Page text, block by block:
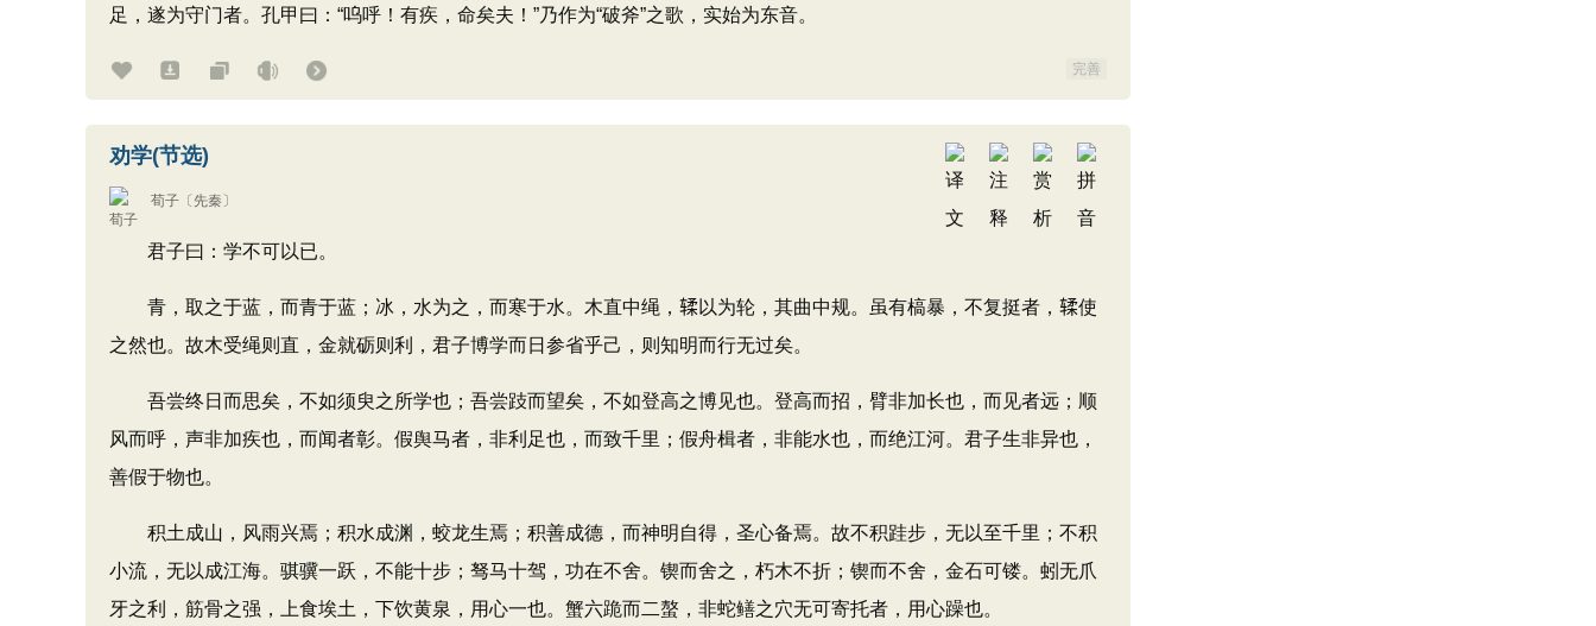
足，遂为守门者。孔甲曰：“呜呼！有疾，命矣夫！”乃作为“破斧”之歌，实始为东音。
完善
劝学(节选)
荀子 〔先秦〕
君子曰：学不可以已。
青，取之于蓝，而青于蓝；冰，水为之，而寒于水。木直中绳，𫐓以为轮，其曲中规。虽有槁暴，不复挺者，𫐓使
之然也。故木受绳则直，金就砺则利，君子博学而日参省乎己，则知明而行无过矣。
吾尝终日而思矣，不如须臾之所学也；吾尝跂而望矣，不如登高之博见也。登高而招，臂非加长也，而见者远；顺
风而呼，声非加疾也，而闻者彰。假舆马者，非利足也，而致千里；假舟楫者，非能水也，而绝江河。君子生非异也，
善假于物也。
积土成山，风雨兴焉；积水成渊，蛟龙生焉；积善成德，而神明自得，圣心备焉。故不积跬步，无以至千里；不积
小流，无以成江海。骐骥一跃，不能十步；驽马十驾，功在不舍。锲而舍之，朽木不折；锲而不舍，金石可镂。蚓无爪
牙之利，筋骨之强，上食埃土，下饮黄泉，用心一也。蟹六跪而二螯，非蛇鳝之穴无可寄托者，用心躁也。